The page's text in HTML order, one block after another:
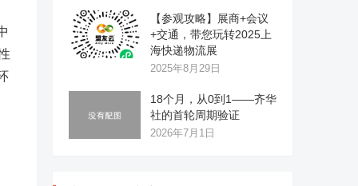
【参观攻略】展商+会议
+交通，带您玩转2025上
海快递物流展
2025年8月29日
18个月，从0到1——齐华
社的首轮周期验证
2026年7月1日